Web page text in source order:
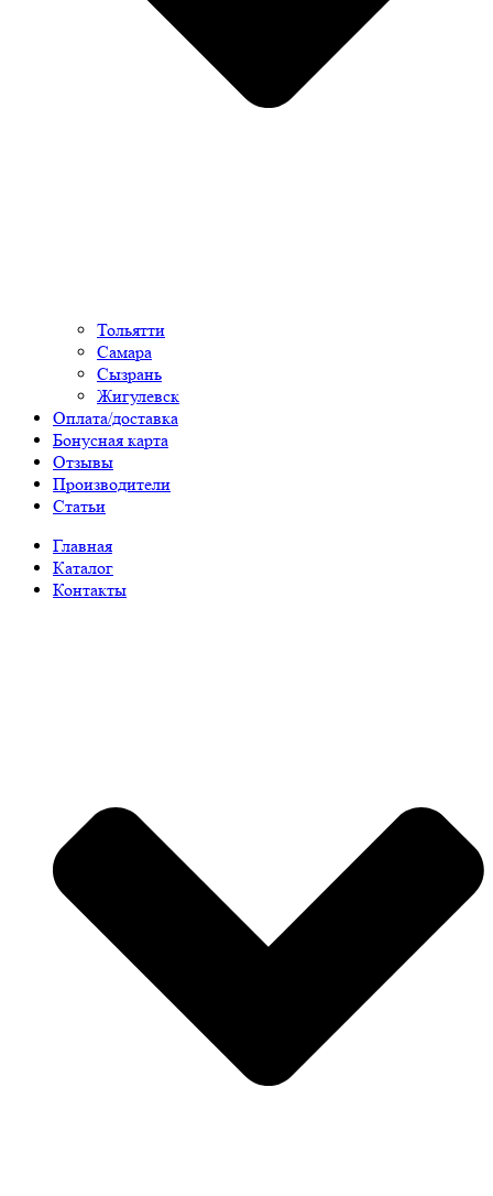
Тольятти
Самара
Сызрань
Жигулевск
Оплата/доставка
Бонусная карта
Отзывы
Производители
Статьи
Главная
Каталог
Контакты